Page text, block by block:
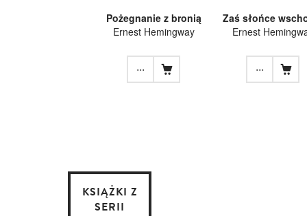
Pożegnanie z bronią
Ernest Hemingway
...
Zaś słońce
Ernest
...
KSIĄŻKI Z
SERII